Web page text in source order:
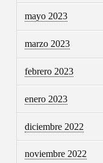
mayo 2023
marzo 2023
febrero 2023
enero 2023
diciembre 2022
noviembre 2022